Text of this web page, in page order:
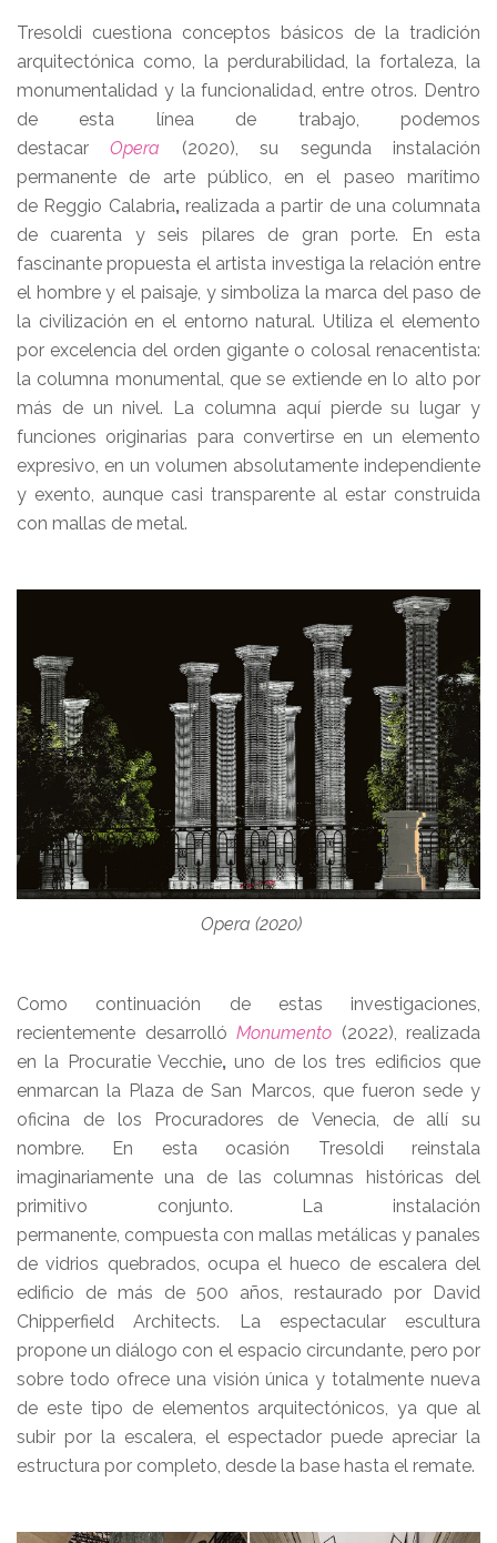
Tresoldi cuestiona conceptos básicos de la tradición
arquitectónica como, la perdurabilidad, la fortaleza, la
monumentalidad y la funcionalidad, entre otros. Dentro
de esta línea de trabajo, podemos
destacarOpera
(2020), su segunda instalación
permanente de arte público, en el paseo marítimo
de Reggio Calabria, realizada a partir de una columnata
de cuarenta y seis pilares de gran porte. En esta
fascinante propuesta el artista investiga la relación entre
el hombre y el paisaje, y simboliza la marca del paso de
la civilización en el entorno natural. Utiliza el elemento
por excelencia del orden gigante o colosal renacentista:
la columna monumental, que se extiende en lo alto por
más de un nivel. La columna aquí pierde su lugar y
funciones originarias para convertirse en un elemento
expresivo, en un volumen absolutamente independiente
y exento, aunque casi transparente al estar construida
con mallas de metal.
Opera (2020)
Como continuación de estas investigaciones,
recientemente desarrolló Monumento (2022), realizada
en la Procuratie Vecchie, uno de los tres edificios que
enmarcan la Plaza de San Marcos, que fueron sede y
oficina de los Procuradores de Venecia, de allí su
nombre. En esta ocasión Tresoldi reinstala
imaginariamente una de las columnas históricas del
primitivo conjunto. La instalación
permanente, compuesta con mallas metálicas y panales
de vidrios quebrados, ocupa el hueco de escalera del
edificio de más de 500 años, restaurado por David
Chipperfield Architects. La espectacular escultura
propone un diálogo con el espacio circundante, pero por
sobre todo ofrece una visión única y totalmente nueva
de este tipo de elementos arquitectónicos, ya que al
subir por la escalera, el espectador puede apreciar la
estructura por completo, desde la base hasta el remate.